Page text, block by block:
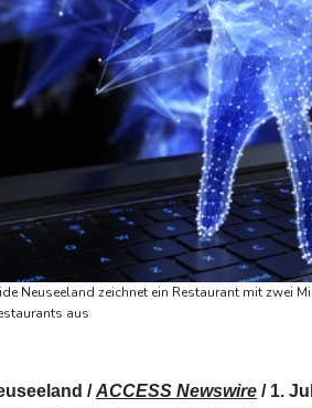
Neuseeland zeichnet ein Restaurant mit zwei
aus
/ACCESS Newswire / 1.